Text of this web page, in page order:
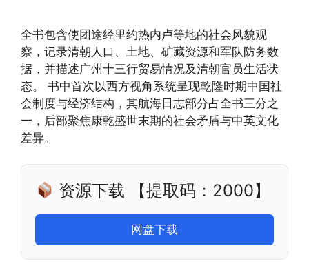
全书包含使团途经里约热内卢等地的社会风貌观
察，记录清朝人口、土地、矿藏资源和军队防务数
据，并描述广州十三行贸易情况及清朝官员生活状
态。 书中首次以西方视角系统呈现乾隆时期中国社
会制度与经济结构，其航海日志部分占全书三分之
一，后部聚焦康乾盛世末期的社会矛盾与中英文化
差异。
资源下载 【提取码：2000】
网盘下载